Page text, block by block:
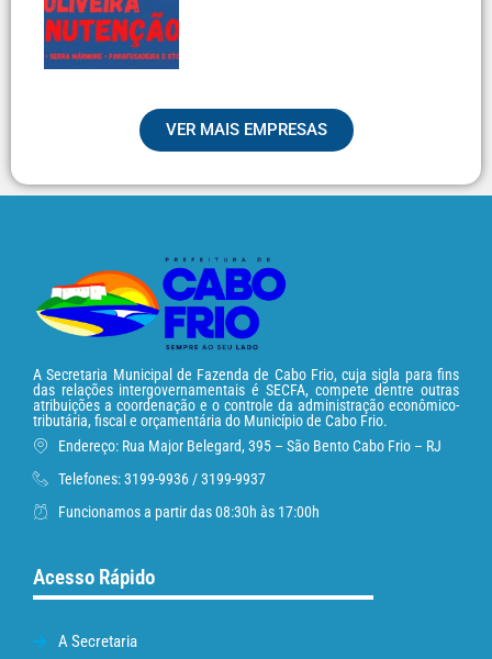
VER MAIS EMPRESAS
A Secretaria Municipal de Fazenda de Cabo Frio, cuja sigla para fins
das relações intergovernamentais é SECFA, compete dentre outras
atribuições a coordenação e o controle da administração econômico-
tributária, fiscal e orçamentária do Município de Cabo Frio.
Endereço: Rua Major Belegard, 395 – São Bento Cabo Frio – RJ
Telefones: 3199-9936 / 3199-9937
Funcionamos a partir das 08:30h às 17:00h
Acesso Rápido
A Secretaria